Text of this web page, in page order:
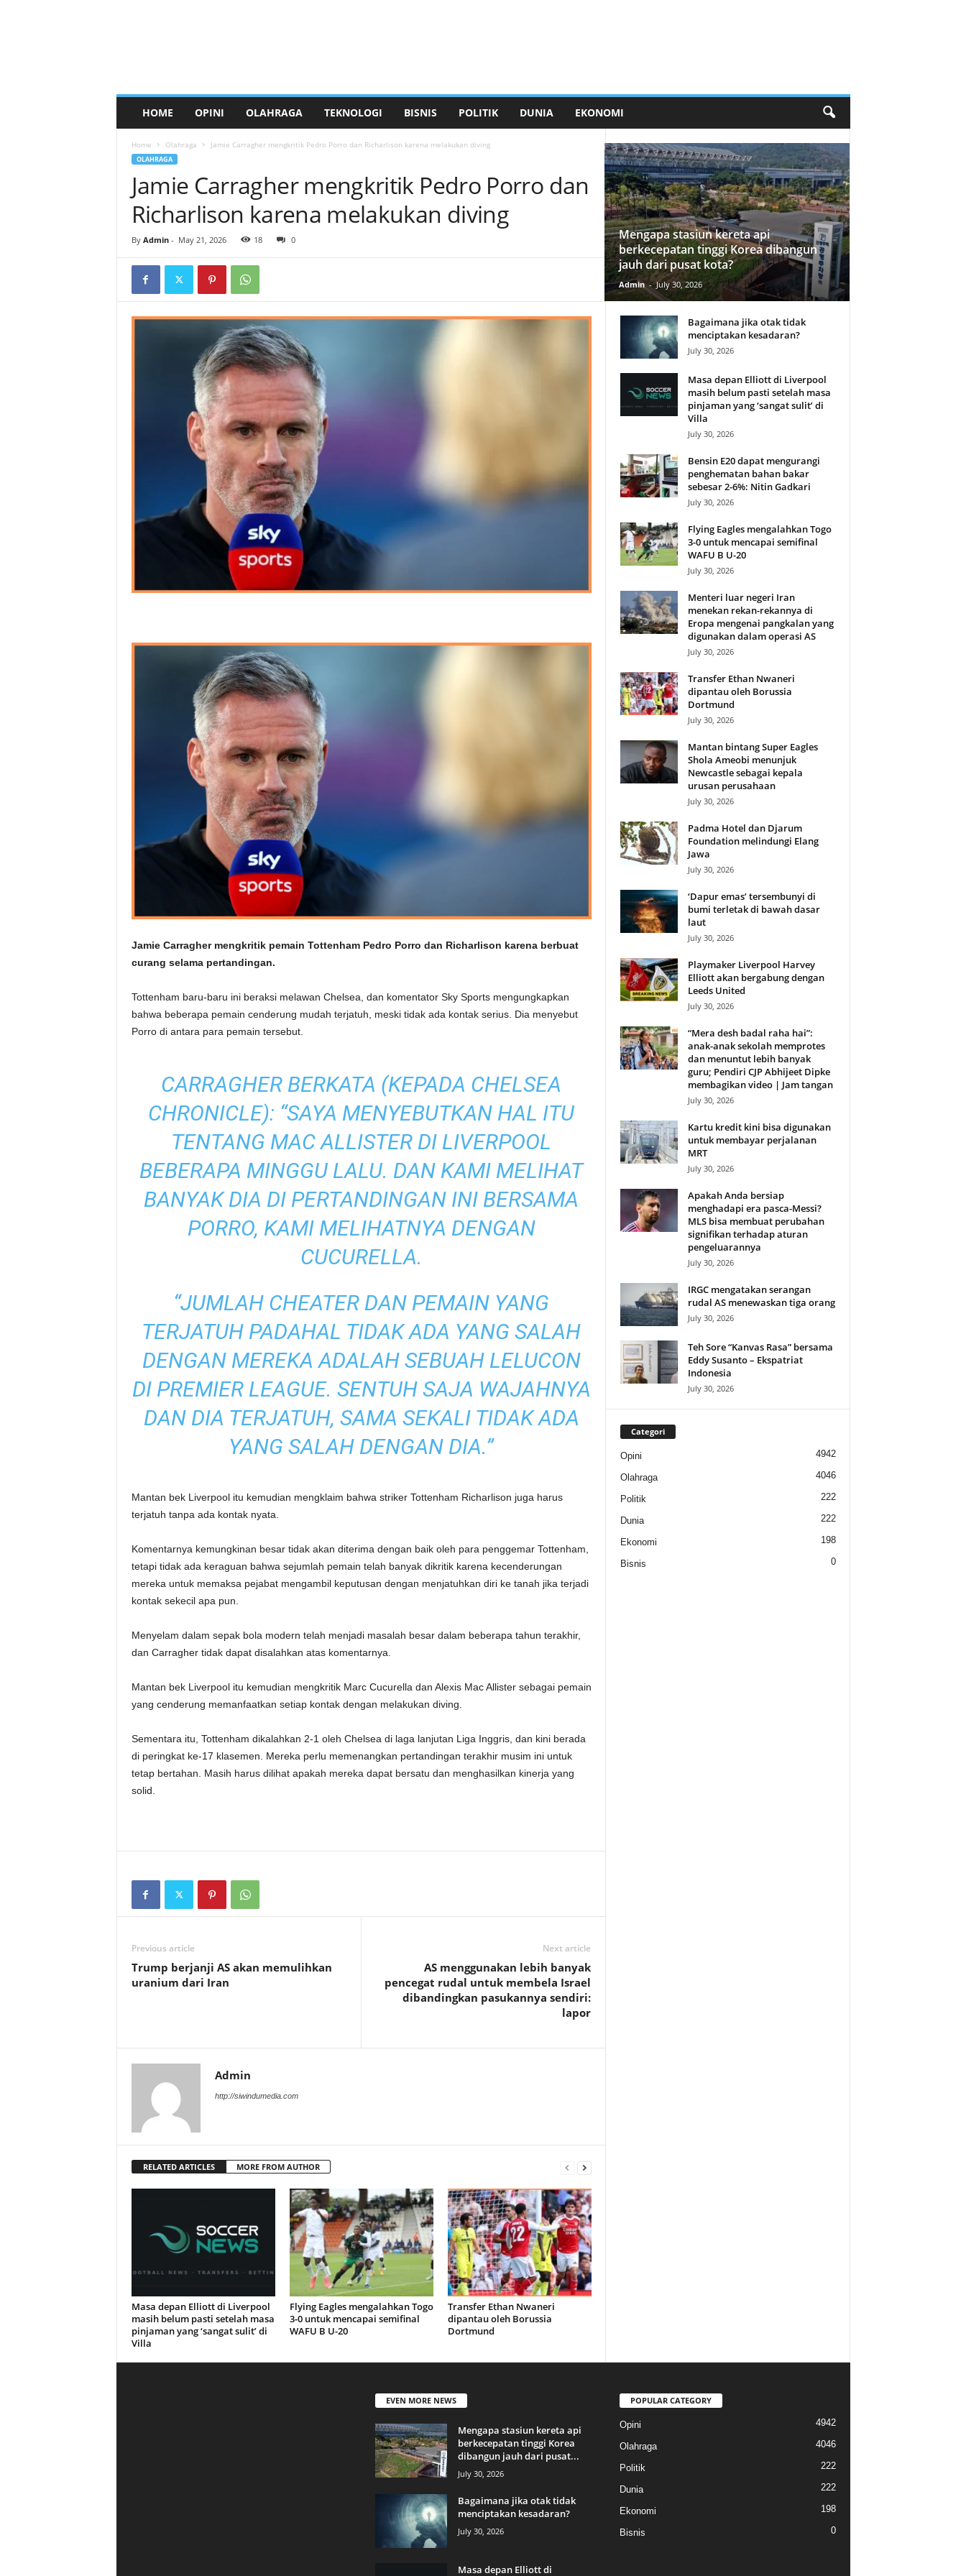
HOME OPINI OLAHRAGA TEKNOLOGI BISNIS POLITIK DUNIA EKONOMI
Home Olahraga Jamie Carragher mengkritik Pedro Porro dan Richarlison karena melakukan diving
OLAHRAGA
Jamie Carragher mengkritik Pedro Porro dan
Richarlison karena melakukan diving
By Admin- May 21, 2026 18 0
Jamie Carragher mengkritik pemain Tottenham Pedro Porro dan Richarlison karena berbuat
curang selama pertandingan.
Tottenham baru-baru ini beraksi melawan Chelsea, dan komentator Sky Sports mengungkapkan
bahwa beberapa pemain cenderung mudah terjatuh, meski tidak ada kontak serius. Dia menyebut
Porro di antara para pemain tersebut.
CARRAGHER BERKATA (KEPADA CHELSEA
CHRONICLE): “SAYA MENYEBUTKAN HAL ITU
TENTANG MAC ALLISTER DI LIVERPOOL
BEBERAPA MINGGU LALU. DAN KAMI MELIHAT
BANYAK DIA DI PERTANDINGAN INI BERSAMA
PORRO, KAMI MELIHATNYA DENGAN
CUCURELLA.
“JUMLAH CHEATER DAN PEMAIN YANG
TERJATUH PADAHAL TIDAK ADA YANG SALAH
DENGAN MEREKA ADALAH SEBUAH LELUCON
DI PREMIER LEAGUE. SENTUH SAJA WAJAHNYA
DAN DIA TERJATUH, SAMA SEKALI TIDAK ADA
YANG SALAH DENGAN DIA.”
Mantan bek Liverpool itu kemudian mengklaim bahwa striker Tottenham Richarlison juga harus
terjatuh tanpa ada kontak nyata.
Komentarnya kemungkinan besar tidak akan diterima dengan baik oleh para penggemar Tottenham,
tetapi tidak ada keraguan bahwa sejumlah pemain telah banyak dikritik karena kecenderungan
mereka untuk memaksa pejabat mengambil keputusan dengan menjatuhkan diri ke tanah jika terjadi
kontak sekecil apa pun.
Menyelam dalam sepak bola modern telah menjadi masalah besar dalam beberapa tahun terakhir,
dan Carragher tidak dapat disalahkan atas komentarnya.
Mantan bek Liverpool itu kemudian mengkritik Marc Cucurella dan Alexis Mac Allister sebagai pemain
yang cenderung memanfaatkan setiap kontak dengan melakukan diving.
Sementara itu, Tottenham dikalahkan 2-1 oleh Chelsea di laga lanjutan Liga Inggris, dan kini berada
di peringkat ke-17 klasemen. Mereka perlu memenangkan pertandingan terakhir musim ini untuk
tetap bertahan. Masih harus dilihat apakah mereka dapat bersatu dan menghasilkan kinerja yang
solid.
Previous article
Trump berjanji AS akan memulihkan
uranium dari Iran
Next article
AS menggunakan lebih banyak
pencegat rudal untuk membela Israel
dibandingkan pasukannya sendiri:
lapor
Admin
http://siwindumedia.com
RELATED ARTICLES MORE FROM AUTHOR
Masa depan Elliott di Liverpool
masih belum pasti setelah masa
pinjaman yang ‘sangat sulit’ di
Villa
Flying Eagles mengalahkan Togo
3-0 untuk mencapai semifinal
WAFU B U-20
Transfer Ethan Nwaneri
dipantau oleh Borussia
Dortmund
Mengapa stasiun kereta api
berkecepatan tinggi Korea dibangun
jauh dari pusat kota?
Admin - July 30, 2026
Bagaimana jika otak tidak
menciptakan kesadaran?
July 30, 2026
Masa depan Elliott di Liverpool
masih belum pasti setelah masa
pinjaman yang ‘sangat sulit’ di
Villa
July 30, 2026
Bensin E20 dapat mengurangi
penghematan bahan bakar
sebesar 2-6%: Nitin Gadkari
July 30, 2026
Flying Eagles mengalahkan Togo
3-0 untuk mencapai semifinal
WAFU B U-20
July 30, 2026
Menteri luar negeri Iran
menekan rekan-rekannya di
Eropa mengenai pangkalan yang
digunakan dalam operasi AS
July 30, 2026
Transfer Ethan Nwaneri
dipantau oleh Borussia
Dortmund
July 30, 2026
Mantan bintang Super Eagles
Shola Ameobi menunjuk
Newcastle sebagai kepala
urusan perusahaan
July 30, 2026
Padma Hotel dan Djarum
Foundation melindungi Elang
Jawa
July 30, 2026
‘Dapur emas’ tersembunyi di
bumi terletak di bawah dasar
laut
July 30, 2026
Playmaker Liverpool Harvey
Elliott akan bergabung dengan
Leeds United
July 30, 2026
“Mera desh badal raha hai”:
anak-anak sekolah memprotes
dan menuntut lebih banyak
guru; Pendiri CJP Abhijeet Dipke
membagikan video | Jam tangan
July 30, 2026
Kartu kredit kini bisa digunakan
untuk membayar perjalanan
MRT
July 30, 2026
Apakah Anda bersiap
menghadapi era pasca-Messi?
MLS bisa membuat perubahan
signifikan terhadap aturan
pengeluarannya
July 30, 2026
IRGC mengatakan serangan
rudal AS menewaskan tiga orang
July 30, 2026
Teh Sore “Kanvas Rasa” bersama
Eddy Susanto – Ekspatriat
Indonesia
July 30, 2026
Categori
Opini 4942
Olahraga 4046
Politik 222
Dunia 222
Ekonomi 198
Bisnis 0
EVEN MORE NEWS
Mengapa stasiun kereta api
berkecepatan tinggi Korea
dibangun jauh dari pusat...
July 30, 2026
Bagaimana jika otak tidak
menciptakan kesadaran?
July 30, 2026
Masa depan Elliott di
POPULAR CATEGORY
Opini 4942
Olahraga 4046
Politik 222
Dunia 222
Ekonomi 198
Bisnis 0